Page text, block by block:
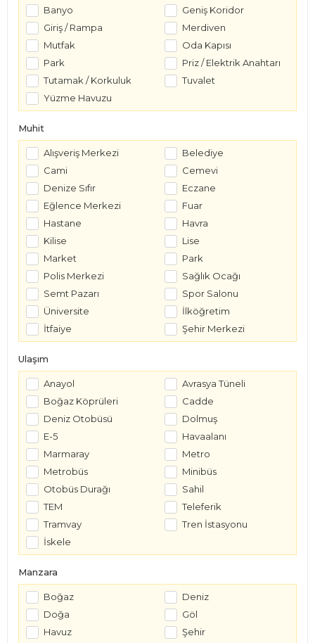
Banyo
Geniş Koridor
Giriş / Rampa
Merdiven
Mutfak
Oda Kapısı
Park
Priz / Elektrik Anahtarı
Tutamak / Korkuluk
Tuvalet
Yüzme Havuzu
Muhit
Alışveriş Merkezi
Belediye
Cami
Cemevi
Denize Sıfır
Eczane
Eğlence Merkezi
Fuar
Hastane
Havra
Kilise
Lise
Market
Park
Polis Merkezi
Sağlık Ocağı
Semt Pazarı
Spor Salonu
Üniversite
İlköğretim
İtfaiye
Şehir Merkezi
Ulaşım
Anayol
Avrasya Tüneli
Boğaz Köprüleri
Cadde
Deniz Otobüsü
Dolmuş
E-5
Havaalanı
Marmaray
Metro
Metrobüs
Minibüs
Otobüs Durağı
Sahil
TEM
Teleferik
Tramvay
Tren İstasyonu
İskele
Manzara
Boğaz
Deniz
Doğa
Göl
Havuz
Şehir